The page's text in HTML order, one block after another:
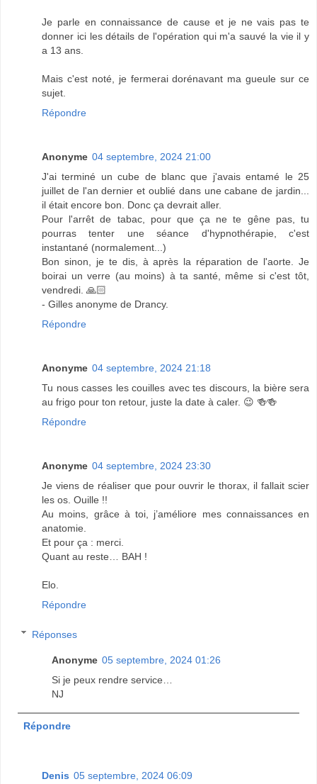
Je parle en connaissance de cause et je ne vais pas te
donner ici les détails de l'opération qui m'a sauvé la vie il y
a 13 ans.
Mais c'est noté, je fermerai dorénavant ma gueule sur ce
sujet.
Répondre
Anonyme 04 septembre, 2024 21:00
J'ai terminé un cube de blanc que j'avais entamé le 25
juillet de l'an dernier et oublié dans une cabane de jardin...
il était encore bon. Donc ça devrait aller.
Pour l'arrêt de tabac, pour que ça ne te gêne pas, tu
pourras tenter une séance d'hypnothérapie, c'est
instantané (normalement...)
Bon sinon, je te dis, à après la réparation de l'aorte. Je
boirai un verre (au moins) à ta santé, même si c'est tôt,
vendredi. 🙏🏻
- Gilles anonyme de Drancy.
Répondre
Anonyme 04 septembre, 2024 21:18
Tu nous casses les couilles avec tes discours, la bière sera
au frigo pour ton retour, juste la date à caler. 😉 🍻🍻
Répondre
Anonyme 04 septembre, 2024 23:30
Je viens de réaliser que pour ouvrir le thorax, il fallait scier
les os. Ouille !!
Au moins, grâce à toi, j’améliore mes connaissances en
anatomie.
Et pour ça : merci.
Quant au reste… BAH !
Elo.
Répondre
Réponses
Anonyme 05 septembre, 2024 01:26
Si je peux rendre service…
NJ
Répondre
Denis 05 septembre, 2024 06:09